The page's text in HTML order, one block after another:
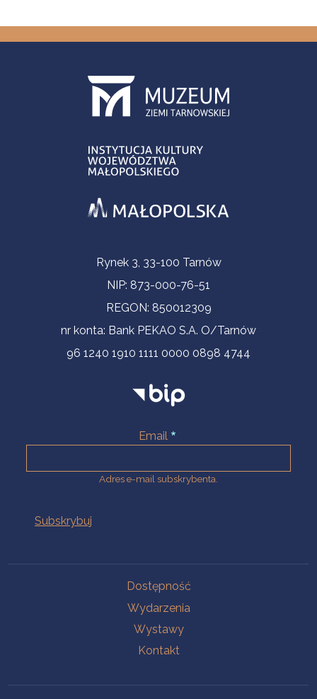
Informacje kontaktoweRynek 3, 33-100 Tarnów
NIP: 873-000-76-51
REGON: 850012309
nr konta: Bank PEKAO S.A. O/Tarnów
96 1240 1910 1111 0000 0898 4744
Email
Adres e-mail subskrybenta.
Dostępność
Wydarzenia
Wystawy
Kontakt